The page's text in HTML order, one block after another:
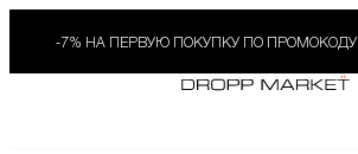
-7% НА ПЕРВУЮ ПОКУПКУ ПО ПРОМОКОДУ